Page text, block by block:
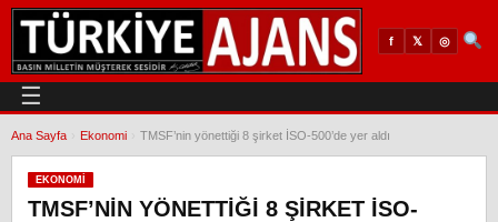
f 𝕏 ◎
☰
Ana Sayfa Ekonomi TMSF’nin yönettiği 8 şirket İSO-500’de yer aldı
EKONOMI
TMSF’NIN YÖNETTIĞI 8 ŞIRKET İSO-